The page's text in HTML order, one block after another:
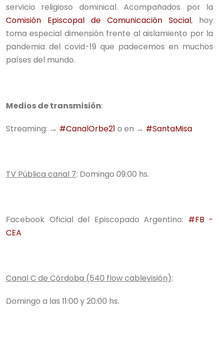
servicio religioso dominical. Acompañados por la
Comisión Episcopal de Comunicación Social, hoy
toma especial dimensión frente al aislamiento por la
pandemia del covid-19 que padecemos en muchos
países del mundo.
Medios de transmisión:
Streaming: → #CanalOrbe21 o en → #SantaMisa
TV Pública canal 7: Domingo 09:00 hs.
Facebook Oficial del Episcopado Argentino: #FB -
CEA
Canal C de Córdoba (540 flow cablevisión):
Domingo a las 11:00 y 20:00 hs.